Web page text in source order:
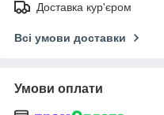
Доставка кур'єром
Всі умови доставки
Умови оплати